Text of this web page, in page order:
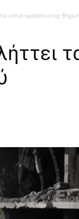
νότια προάστια της